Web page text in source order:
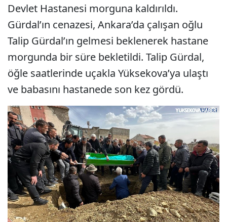
Devlet Hastanesi morguna kaldırıldı.
Gürdal’ın cenazesi, Ankara’da çalışan oğlu
Talip Gürdal’ın gelmesi beklenerek hastane
morgunda bir süre bekletildi. Talip Gürdal,
öğle saatlerinde uçakla Yüksekova’ya ulaştı
ve babasını hastanede son kez gördü.